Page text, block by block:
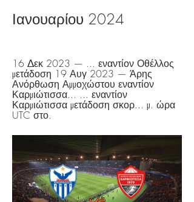
Ιανουαρίου 2024
16 Δεκ 2023 — ... εναντίον Οθέλλος
μετάδοση 19 Αυγ 2023 — Άρης
Ανόρθωση Αμμοχώστου εναντίον
Καρμιώτισσα... ... εναντίον
Καρμιώτισσα μετάδοση σκορ... μ. ώρα
UTC στο.